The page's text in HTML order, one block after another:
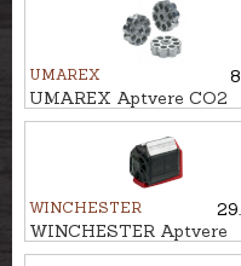
UMAREX
UMAREX Aptvere CO2
pistolēm kal. 4,5mm
WINCHESTER
WINCHESTER Aptvere
WILDCAT/XPERT kal.